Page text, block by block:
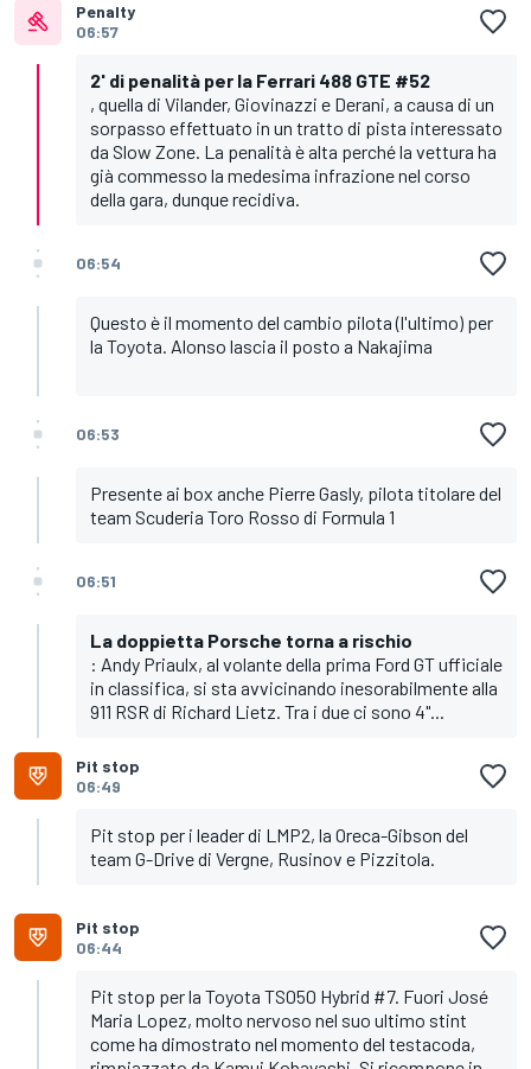
Penalty
06:57
2' di penalità per la Ferrari 488 GTE #52
, quella di Vilander, Giovinazzi e Derani, a causa di un
sorpasso effettuato in un tratto di pista interessato
da Slow Zone. La penalità è alta perché la vettura ha
già commesso la medesima infrazione nel corso
della gara, dunque recidiva.
06:54
Questo è il momento del cambio pilota (l'ultimo) per
la Toyota. Alonso lascia il posto a Nakajima
06:53
Presente ai box anche Pierre Gasly, pilota titolare del
team Scuderia Toro Rosso di Formula 1
06:51
La doppietta Porsche torna a rischio
: Andy Priaulx, al volante della prima Ford GT ufficiale
in classifica, si sta avvicinando inesorabilmente alla
911 RSR di Richard Lietz. Tra i due ci sono 4"...
Pit stop
06:49
Pit stop per i leader di LMP2, la Oreca-Gibson del
team G-Drive di Vergne, Rusinov e Pizzitola.
Pit stop
06:44
Pit stop per la Toyota TS050 Hybrid #7. Fuori José
Maria Lopez, molto nervoso nel suo ultimo stint
come ha dimostrato nel momento del testacoda,